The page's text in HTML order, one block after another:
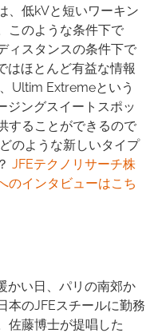
、低kVと短いワーキン
このような条件下で
ィスタンスの条件下で
はほとんど有益な情報
Ultim Extremeという
ジングスイートスポッ
することができるので
のような新しいタイプ
JFEテクノリサーチ株
のインタビューはこち
かい日、パリの南郊か
本のJFEスチールに勤務
佐藤博士が提唱した